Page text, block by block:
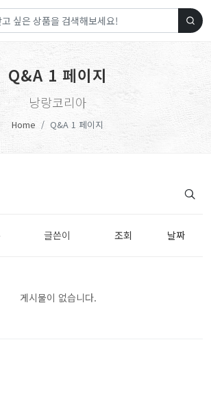
Q&A 1 페이지
낭랑코리아
Home Q&A 1 페이지
글쓴이 조회 날짜
게시물이 없습니다.